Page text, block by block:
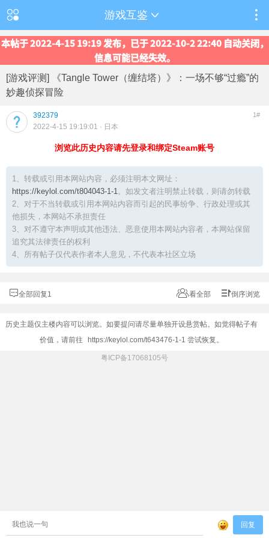
游戏互鉴
本帖于 2022-4-15 19:19 发布，已于 2022-10-2 22:40 自动关闭，
信息可能已经失效。
[游戏评测] 《Tangle Tower（缠结塔）》：一场不够“过瘾”的
妙趣侦探冒险
392379 1#
2022-4-15 19:19:01 · 日本
浏览此历史内容请先登录和绑定Steam账号
1、转载或引用本网站内容，必须注明本文网址：
https://keylol.com/t804043-1-1。如发文者注明禁止转载，则请勿转载
2、对于不当转载或引用本网站内容而引起的民事纷争、行政处理或其
他损失，本网站不承担责任
3、对不遵守本声明或其他违法、恶意使用本网站内容者，本网站保留
追究其法律责任的权利
4、所有帖子仅代表作者本人意见，不代表本社区立场
全部回复1 看全部 倒序浏览
历史主题仅主楼内容可以浏览。如要提问请尽量单独开设悬赏帖。如觉得帖子有
价值，请前往
https://keylol.com/t643476-1-1 尝试恢复。
粤ICP备17068105号